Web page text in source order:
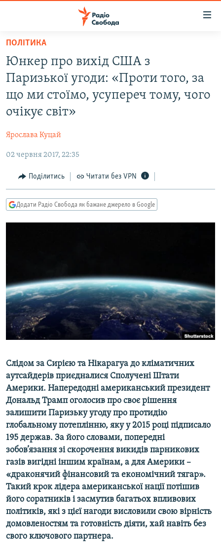
Перейти
основного
матеріалу
Перейти
до
основної
Перейти
до
ВСЕ ЗА ДОБУ
СТАТТІ
ПОЛІТИКА
СУСПІЛЬСТВО
КУЛЬТУРА
СПОРТ
СВІТ
ВІЙНА
ДОНБАС.РЕАЛІЇ
КРИМ.РЕАЛІЇ
ТИ ЯК?
КИТАЙ.ВИКЛИКИ
ПОДКАСТИ
КРИМ РЕАЛІЇ
РУС
УКР
КТАТ
ДОЛУЧАЙСЯ!
Усі сайти RFE/RL
ПОЛІТИКА
Юнкер про вихід США з
Паризької угоди: «Проти того, за
що ми стоїмо, усупереч тому, чого
очікує світ»
Ярослава Куцай
02 червня 2017, 22:35
Поділитись Читати без VPN
Додати Радіо Свобода як бажане джерело в Google
Слідом за Сирією та Нікарагуа до кліматичних
аутсайдерів приєдналися Сполучені Штати
Америки. Напередодні американський президент
Дональд Трамп оголосив про своє рішення
залишити Паризьку угодупро протидію
глобальному потеплінню, яку у 2015 році підписало
195 держав. За його словами, попередні
зобов’язання зі скорочення викидів парникових
газів вигідні іншим країнам, а для Америки –
«драконячий фінансовий та економічний тягар».
Такий крок лідера американської нації потішив
його соратників і засмутив багатьох впливових
політиків, які з цієї нагоди висловили свою вірність
домовленостям та готовність діяти, хай навіть без
свого ключового партнера.